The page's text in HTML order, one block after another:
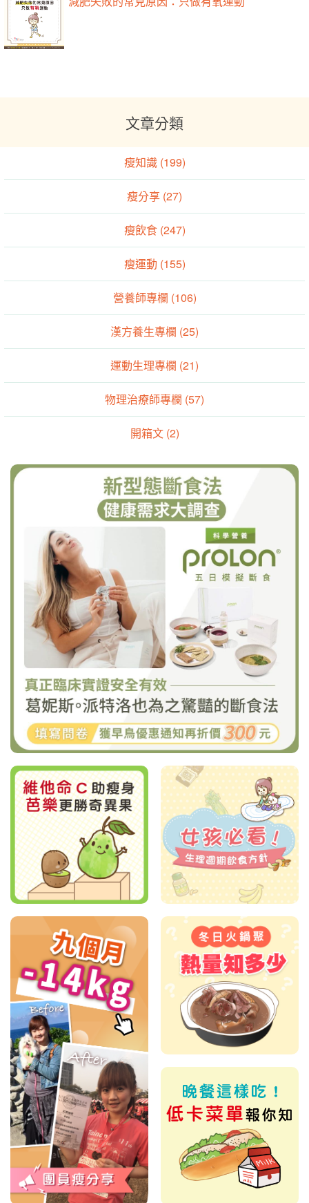
文章分類
瘦知識 (199)
瘦分享 (27)
瘦飲食 (247)
瘦運動 (155)
營養師專欄 (106)
漢方養生專欄 (25)
運動生理專欄 (21)
物理治療師專欄 (57)
開箱文 (2)